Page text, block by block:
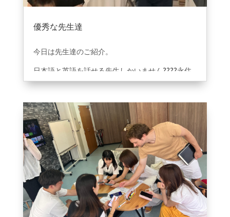
優秀な先生達
今日は先生達のご紹介。
日本語と英語を話せる先生しかいません????永住
権を目指し6年前から移住している責任感のあるア
住しているイギリス人のエフィ先生。5ヶ国語話せ
る天才あやな先生。カナダとオーストラリアに6年
住んでいたみなみ先生。ドイツ語日本語英語を話
せるジャスミン先生。キリンと一緒に南アフリカ
で育ったせい先生。笑。（天才です）英語を教え
ていく事だけじゃダメでその先の未来を一緒に切
り開いていけたらと想いいつもミーティングを繰
り返しテストで成績を管理し向き合っていくよう
に心かげています＾＾質の高い、いい環境で学べ
る事を大切にしていきましょう！！